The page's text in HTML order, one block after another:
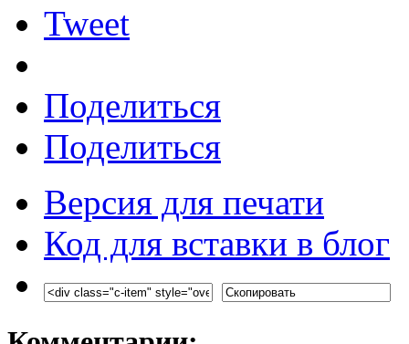
Tweet
Поделиться
Поделиться
Версия для печати
Код для вставки в блог